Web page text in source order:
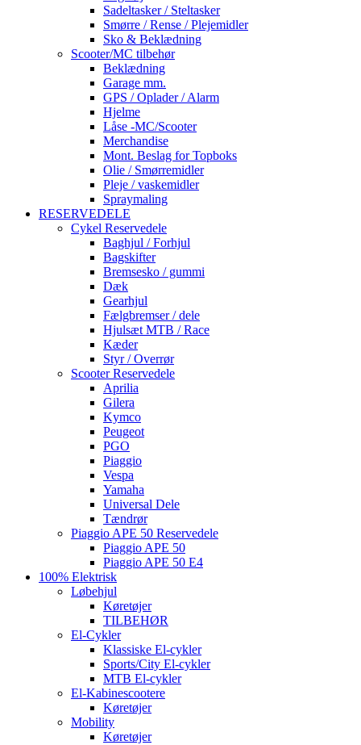
Sadeltasker / Steltasker
Smørre / Rense / Plejemidler
Sko & Beklædning
Scooter/MC tilbehør
Beklædning
Garage mm.
GPS / Oplader / Alarm
Hjelme
Låse -MC/Scooter
Merchandise
Mont. Beslag for Topboks
Olie / Smørremidler
Pleje / vaskemidler
Spraymaling
RESERVEDELE
Cykel Reservedele
Baghjul / Forhjul
Bagskifter
Bremsesko / gummi
Dæk
Gearhjul
Fælgbremser / dele
Hjulsæt MTB / Race
Kæder
Styr / Overrør
Scooter Reservedele
Aprilia
Gilera
Kymco
Peugeot
PGO
Piaggio
Vespa
Yamaha
Universal Dele
Tændrør
Piaggio APE 50 Reservedele
Piaggio APE 50
Piaggio APE 50 E4
100% Elektrisk
Løbehjul
Køretøjer
TILBEHØR
El-Cykler
Klassiske El-cykler
Sports/City El-cykler
MTB El-cykler
El-Kabinescootere
Køretøjer
Mobility
Køretøjer